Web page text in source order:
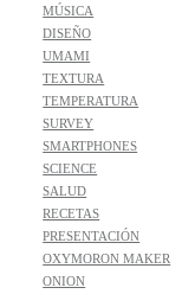
MÚSICA
DISEÑO
UMAMI
TEXTURA
TEMPERATURA
SURVEY
SMARTPHONES
SCIENCE
SALUD
RECETAS
PRESENTACIÓN
OXYMORON MAKER
ONION